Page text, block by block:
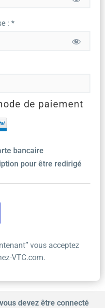
: *
de paiement
bancaire
pour être redirigé
vous acceptez
VTC.com.
vous devez être connecté